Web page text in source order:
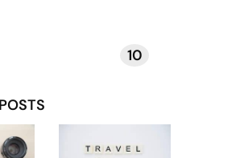
10